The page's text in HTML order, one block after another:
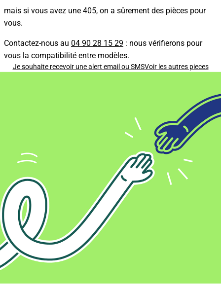
mais si vous avez une 405, on a sûrement des pièces pour
vous.
Contactez-nous au 04 90 28 15 29 : nous vérifierons pour
vous la compatibilité entre modèles.
Je souhaite recevoir une alert email ou SMSVoir les autres pieces